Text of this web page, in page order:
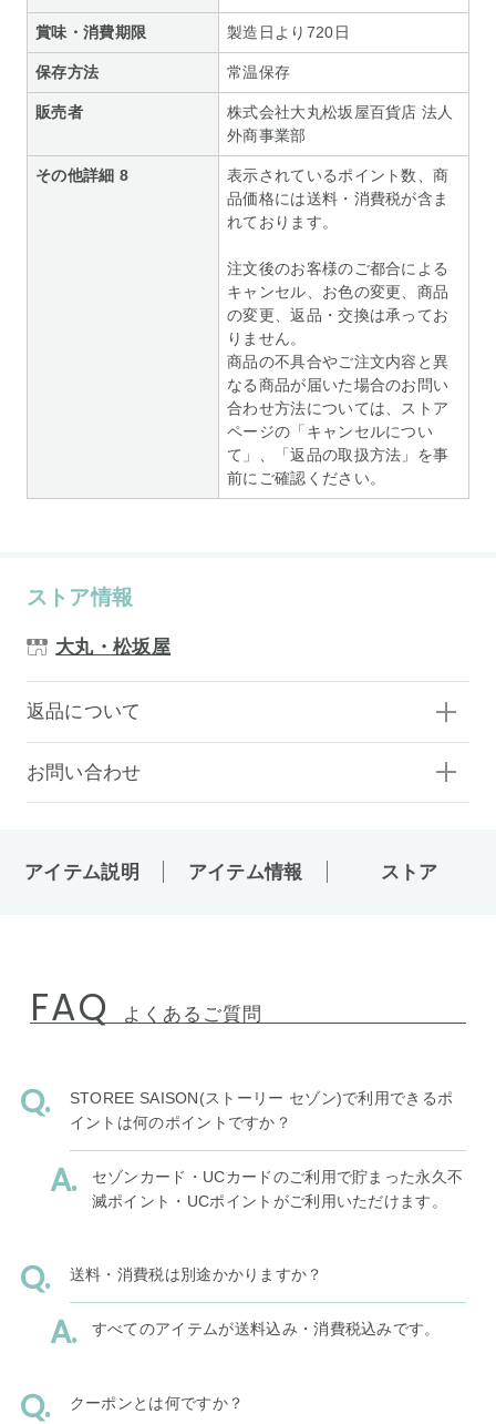
賞味・消費期限 製造日より720日
保存方法 常温保存
販売者
株式会社大丸松坂屋百貨店 法人
外商事業部
その他詳細 8
表示されているポイント数、商
品価格には送料・消費税が含ま
れております。
注文後のお客様のご都合による
キャンセル、お色の変更、商品
の変更、返品・交換は承ってお
りません。
商品の不具合やご注文内容と異
なる商品が届いた場合のお問い
合わせ方法については、ストア
ページの「キャンセルについ
て」、「返品の取扱方法」を事
前にご確認ください。
ストア情報
大丸・松坂屋
返品について
お問い合わせ
アイテム説明 アイテム情報 ストア
FAQ よくあるご質問
STOREE SAISON(ストーリー セゾン)で利用できるポ
イントは何のポイントですか？
セゾンカード・UCカードのご利用で貯まった永久不
滅ポイント・UCポイントがご利用いただけます。
送料・消費税は別途かかりますか？
すべてのアイテムが送料込み・消費税込みです。
クーポンとは何ですか？